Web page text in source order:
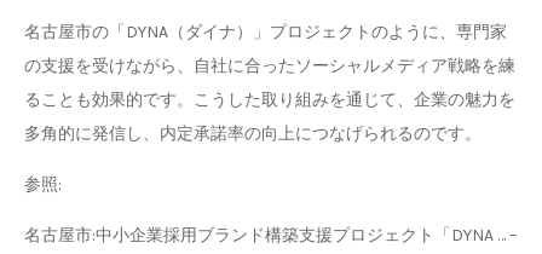
名古屋市の「DYNA（ダイナ）」プロジェクトのように、専門家
の支援を受けながら、自社に合ったソーシャルメディア戦略を練
ることも効果的です。こうした取り組みを通じて、企業の魅力を
多角的に発信し、内定承諾率の向上につなげられるのです。
参照:
名古屋市:中小企業採用ブランド構築支援プロジェクト「DYNA … –